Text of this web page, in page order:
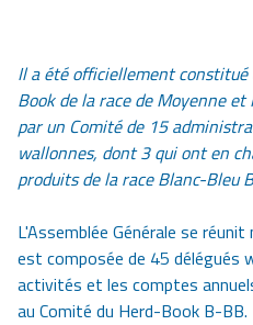
Il a été officiellement
Book de la race de Moyenne
par un Comité de 15
wallonnes, dont 3 qui ont en
produits de la race Blanc-Bleu
L'Assemblée Générale se
est composée de 45 délégués
activités et les comptes
au Comité du Herd-Book B-BB.